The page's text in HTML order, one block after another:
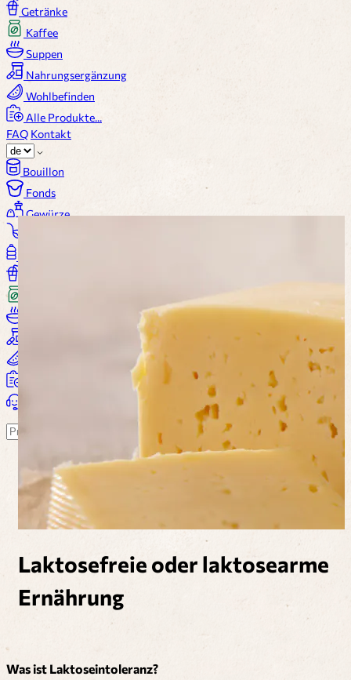
Getränke
Kaffee
Suppen
Nahrungsergänzung
Wohlbefinden
Alle Produkte...
FAQ Kontakt
Bouillon
Fonds
Gewürze
Suchen
Laktosefreie oder laktosearme
Ernährung
Was ist Laktoseintoleranz?